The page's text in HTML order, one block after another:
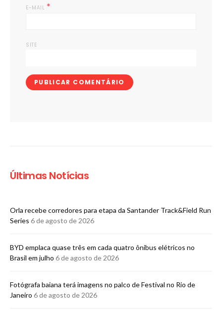
E-MAIL *
SITE
Últimas Notícias
Orla recebe corredores para etapa da Santander Track&Field Run
Series 6 de agosto de 2026
BYD emplaca quase três em cada quatro ônibus elétricos no
Brasil em julho 6 de agosto de 2026
Fotógrafa baiana terá imagens no palco de Festival no Rio de
Janeiro 6 de agosto de 2026